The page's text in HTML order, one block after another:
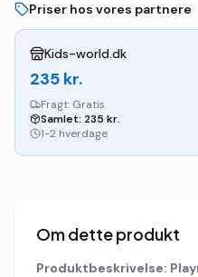
Priser hos vores partnere
Kids-world.dk
235 kr.
Fragt: Gratis
Samlet: 235 kr.
1-2 hverdage
Om dette produkt
Produktbeskrivelse: